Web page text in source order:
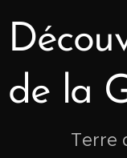
de la
Terre